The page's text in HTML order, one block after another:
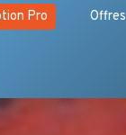
Pro Offres